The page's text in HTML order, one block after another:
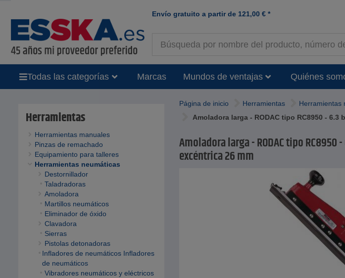
Envío gratuito a partir de 121,00 € *
Todas las categorías Marcas Mundos de ventajas Quiénes
Herramientas
Herramientas manuales
Pinzas de remachado
Equipamiento para talleres
Herramientas neumáticas
Destornillador
Taladradoras
Amoladora
Martillos neumáticos
Eliminador de óxido
Clavadora
Sierras
Pistolas detonadoras
Infladores de neumáticos Infladores
de neumáticos
Vibradores neumáticos y eléctricos
Página de inicio Herramientas Herramientas
Amoladora larga - RODAC tipo RC8950 - 6.3
Amoladora larga - RODAC tipo RC8950
excéntrica 26 mm